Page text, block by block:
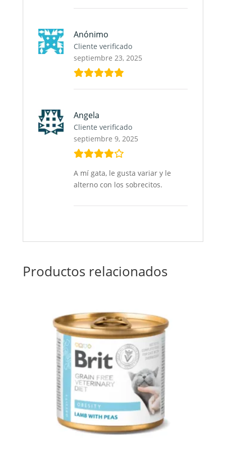
Anónimo
Cliente verificado
septiembre 23, 2025
Angela
Cliente verificado
septiembre 9, 2025
A mí gata, le gusta variar y le
alterno con los sobrecitos.
Productos relacionados